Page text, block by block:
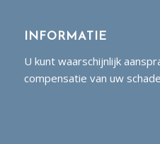
INFORMATIE
U kunt waarschijnlijk
compensatie van uw schade